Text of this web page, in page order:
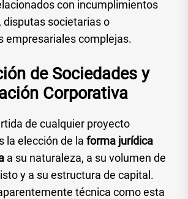
con incumplimientos
societarias o
empresariales complejas.
de Sociedades y
Corporativa
de cualquier proyecto
la elección de la forma jurídica
a su naturaleza, a su volumen de
y a su estructura de capital.
técnica como esta